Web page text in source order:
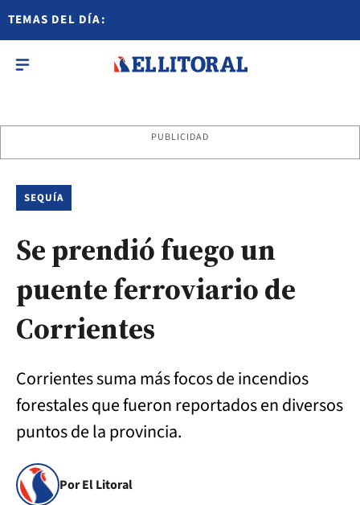
TEMAS DEL DÍA:
PUBLICIDAD
SEQUÍA
Se prendió fuego un
puente ferroviario de
Corrientes
Corrientes suma más focos de incendios
forestales que fueron reportados en diversos
puntos de la provincia.
Por El Litoral